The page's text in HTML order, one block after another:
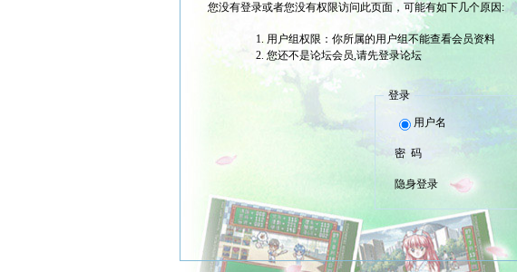
您没有登录或者您没有权限访问此页面，可能有如下几个原因:
用户组权限：你所属的用户组不能查看会员资料
您还不是论坛会员,请先登录论坛
登录
用户名
密 码
隐身登录